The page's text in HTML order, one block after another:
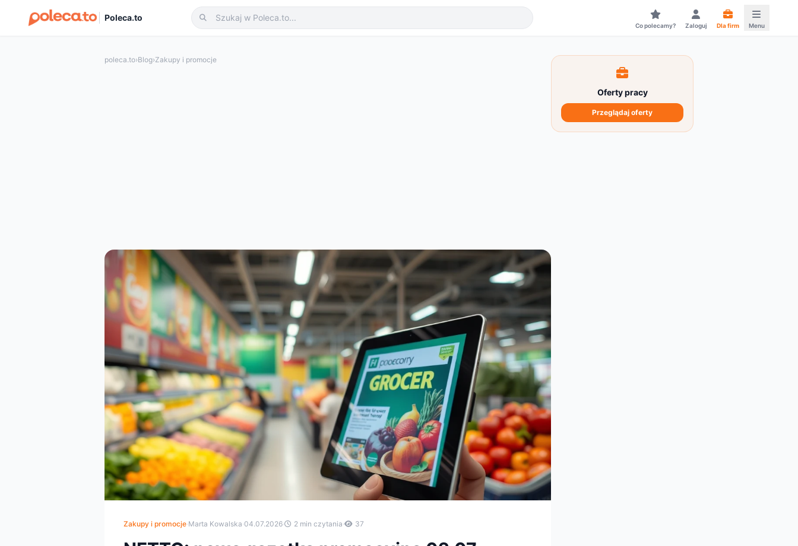
Poleca.to
Co polecamy? Zaloguj Dla firm Menu
poleca.to›Blog›Zakupy i promocje
Zakupy i promocje·Marta Kowalska·04.07.2026· 2 min czytania· 37
Oferty pracy
Przeglądaj oferty